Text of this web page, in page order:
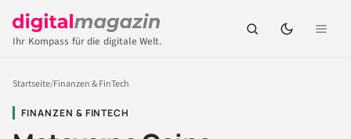
Ihr Kompass für die digitale Welt.
Startseite/Finanzen & FinTech
FINANZEN & FINTECH